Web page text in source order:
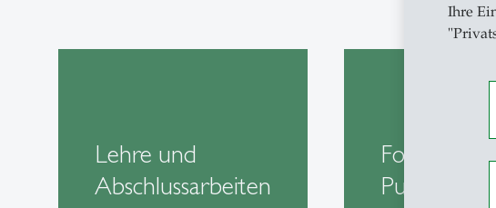
Ihre
Lehre und
Abschlussarbeiten
Forschung